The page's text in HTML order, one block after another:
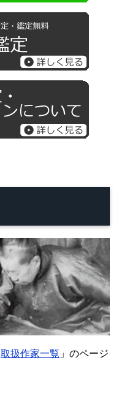
取扱作家一覧 」のページ